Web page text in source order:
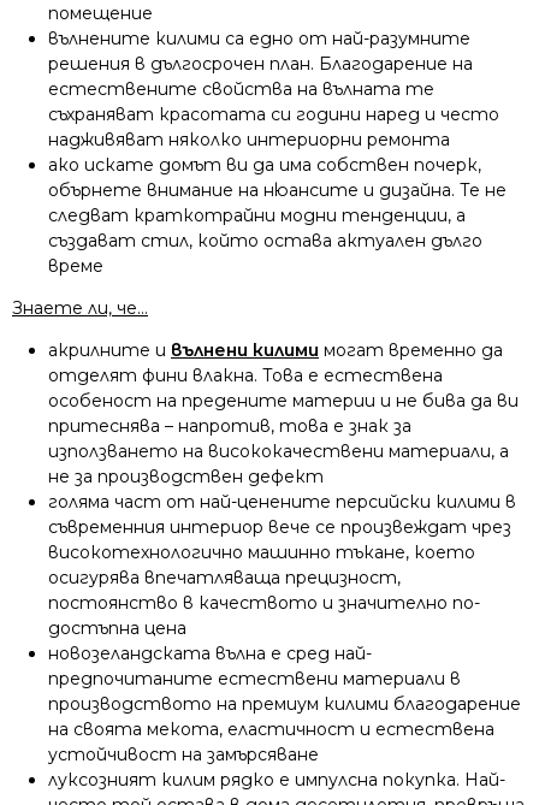
помещение
вълнените килими са едно от най-разумните
решения в дългосрочен план. Благодарение на
естествените свойства на вълната те
съхраняват красотата си години наред и често
надживяват няколко интериорни ремонта
ако искате домът ви да има собствен почерк,
обърнете внимание на нюансите и дизайна. Те не
следват краткотрайни модни тенденции, а
създават стил, който остава актуален дълго
време
Знаете ли, че…
акрилните и вълнени килими могат временно да
отделят фини влакна. Това е естествена
особеност на предените материи и не бива да ви
притеснява – напротив, това е знак за
използването на висококачествени материали, а
не за производствен дефект
голяма част от най-ценените персийски килими в
съвременния интериор вече се произвеждат чрез
високотехнологично машинно тъкане, което
осигурява впечатляваща прецизност,
постоянство в качеството и значително по-
достъпна цена
новозеландската вълна е сред най-
предпочитаните естествени материали в
производството на премиум килими благодарение
на своята мекота, еластичност и естествена
устойчивост на замърсяване
луксозният килим рядко е импулсна покупка. Най-